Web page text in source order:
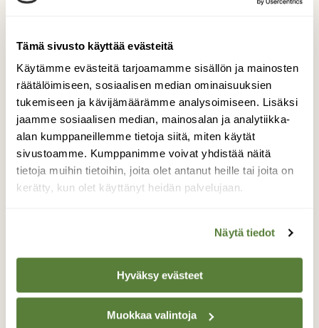
Tämä sivusto käyttää evästeitä
Käytämme evästeitä tarjoamamme sisällön ja mainosten
räätälöimiseen, sosiaalisen median ominaisuuksien
tukemiseen ja kävijämäärämme analysoimiseen. Lisäksi
jaamme sosiaalisen median, mainosalan ja analytiikka-
alan kumppaneillemme tietoja siitä, miten käytät
sivustoamme. Kumppanimme voivat yhdistää näitä
tietoja muihin tietoihin, joita olet antanut heille tai joita on
kerätty, kun olet käyttänyt heidän palvelujaan.
Näytä tiedot
Hyväksy evästeet
Muokkaa valintoja
Lajikoulu: Opi tunnistamaan
vieraslajikasvit